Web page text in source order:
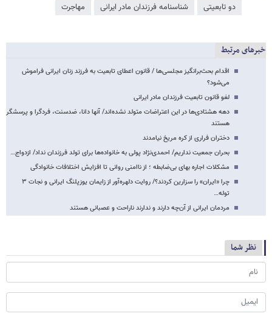
دو تابعیتی شناسنامه فرزندان مادر ایرانی مهاجرت
خبرهای مرتبط
اقدام بحث‌برانگیز مجلسی‌ها / قانون اعطای تابعیت به فرزند زنان ایرانی فراموش
می‌شود؟
لغو قانون تابعیت فرزندان مادر ایرانی
دهه هشتادی‌ها در این اعتراضات متولد نشده‌اند/ آنها دانا، ضدسنت، فردگرا و پرسشگر
هستند
دختران فراری از کره مریخ نیامدند
بحران جمعیت نداریم/ احمدی‌نژاد پولی به خانواده‌ها برای تولد فرزندان نداد/ ازدواج…
مشکلات اجاره بهای بی‌ضابطه ؛ از ناامنی روانی تا افزایش اختلافات خانوادگی
چرا «ایران» را سزارین کردند؟/ روایت دلهره‌آور از زایمان یوزپلنگ ایرانی و نجات ۳
توله‌…
مردمان ایرانی از آن‌چه دارند و ندارند ناراحت و عصبانی هستند
نظر شما